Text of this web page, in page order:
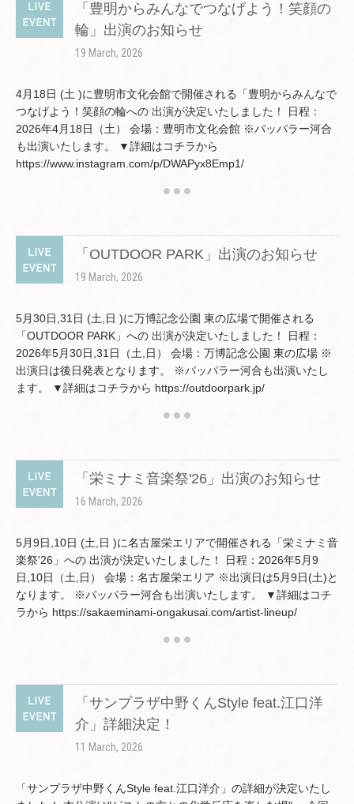
「豊明からみんなでつなげよう！笑顔の
輪」出演のお知らせ
19 March, 2026
4月18日 (土 )に豊明市文化会館で開催される「豊明からみんなで
つなげよう！笑顔の輪への 出演が決定いたしました！ 日程：
2026年4月18日（土） 会場：豊明市文化会館 ※パッパラー河合
も出演いたします。 ▼詳細はコチラから
https://www.instagram.com/p/DWAPyx8Emp1/
「OUTDOOR PARK」出演のお知らせ
19 March, 2026
5月30日,31日 (土,日 )に万博記念公園 東の広場で開催される
「OUTDOOR PARK」への 出演が決定いたしました！ 日程：
2026年5月30日,31日（土,日） 会場：万博記念公園 東の広場 ※
出演日は後日発表となります。 ※パッパラー河合も出演いたし
ます。 ▼詳細はコチラから https://outdoorpark.jp/
「栄ミナミ音楽祭'26」出演のお知らせ
16 March, 2026
5月9日,10日 (土,日 )に名古屋栄エリアで開催される「栄ミナミ音
楽祭'26」への 出演が決定いたしました！ 日程：2026年5月9
日,10日（土,日） 会場：名古屋栄エリア ※出演日は5月9日(土)と
なります。 ※パッパラー河合も出演いたします。 ▼詳細はコチ
ラから https://sakaeminami-ongakusai.com/artist-lineup/
「サンプラザ中野くんStyle feat.江口洋
介」詳細決定！
11 March, 2026
「サンプラザ中野くんStyle feat.江口洋介」の詳細が決定いたし